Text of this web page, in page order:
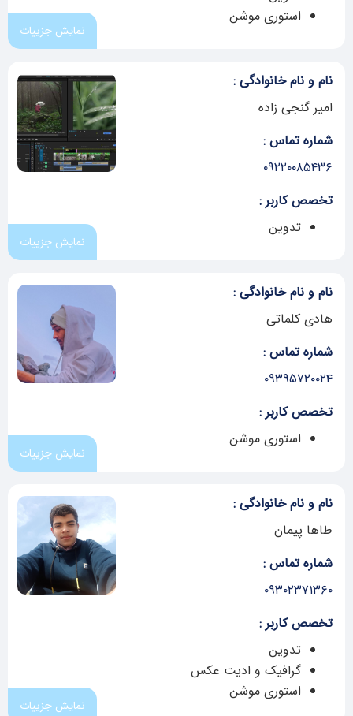
استوری موشن
نمایش جزییات
نام و نام خانوادگی :
امیر گنجی زاده
شماره تماس :
۰۹۲۲۰۰۸۵۴۳۶
تخصص کاربر :
تدوین
نمایش جزییات
نام و نام خانوادگی :
هادی کلماتی
شماره تماس :
۰۹۳۹۵۷۲۰۰۲۴
تخصص کاربر :
استوری موشن
نمایش جزییات
نام و نام خانوادگی :
طاها پیمان
شماره تماس :
۰۹۳۰۲۳۷۱۳۶۰
تخصص کاربر :
تدوین
گرافیک و ادیت عکس
استوری موشن
نمایش جزییات